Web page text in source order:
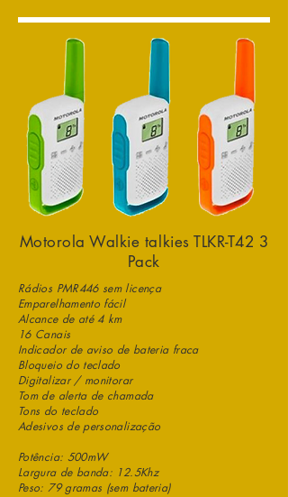
Motorola Walkie talkies TLKR-T42 3
Pack
Rádios PMR446 sem licença
Emparelhamento fácil
Alcance de até 4 km
16 Canais
Indicador de aviso de bateria fraca
Bloqueio do teclado
Digitalizar / monitorar
Tom de alerta de chamada
Tons do teclado
Adesivos de personalização
Potência: 500mW
Largura de banda: 12.5Khz
Peso: 79 gramas (sem bateria)